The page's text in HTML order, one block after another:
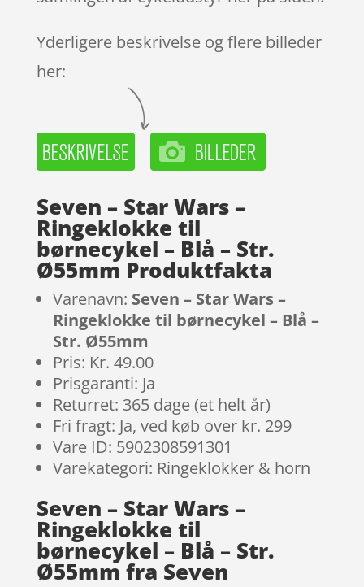
Yderligere beskrivelse og flere billeder
her:
Seven – Star Wars –
Ringeklokke til
børnecykel – Blå – Str.
Ø55mm Produktfakta
Varenavn: Seven – Star Wars –
Ringeklokke til børnecykel – Blå –
Str. Ø55mm
Pris: Kr. 49.00
Prisgaranti: Ja
Returret: 365 dage (et helt år)
Fri fragt: Ja, ved køb over kr. 299
Vare ID: 5902308591301
Varekategori: Ringeklokker & horn
Seven – Star Wars –
Ringeklokke til
børnecykel – Blå – Str.
Ø55mm fra Seven